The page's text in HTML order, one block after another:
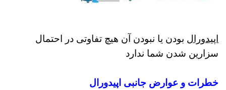
اپیدورال بودن یا نبودن آن هیچ تفاوتی در احتمال
سزارین شدن شما ندارد
خطرات و عوارض جانبی اپیدورال